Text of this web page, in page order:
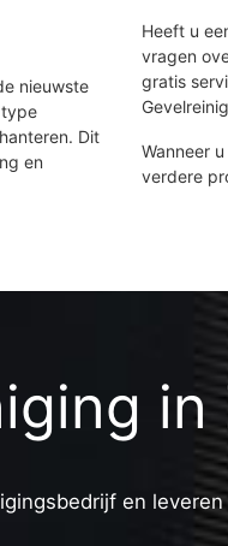
nieuwste
type
Dit
en
Heeft u
vragen
gratis
Wanneer
verdere
en